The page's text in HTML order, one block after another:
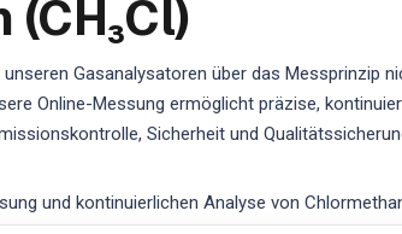
Gasanalysatoren über das Messprinzip
Online-Messung ermöglicht präzise,
Sicherheit und
und kontinuierlichen Analyse von